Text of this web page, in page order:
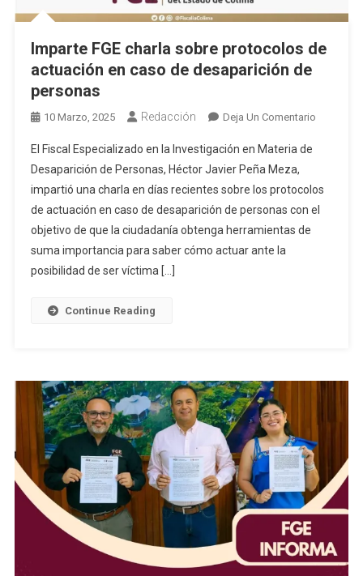
Imparte FGE charla sobre protocolos de
actuación en caso de desaparición de
personas
10 Marzo, 2025 Redacción Deja Un ComentarioEn
Sobre
El Fiscal Especializado en la Investigación en Materia de
Desaparición de Personas, Héctor Javier Peña Meza,
impartió una charla en días recientes sobre los protocolos
de actuación en caso de desaparición de personas con el
objetivo de que la ciudadanía obtenga herramientas de
suma importancia para saber cómo actuar ante la
posibilidad de ser víctima […]
Continue Reading